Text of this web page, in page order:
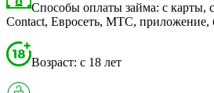
Способы оплаты займа: с карты,
Contact, Евросеть, МТС, приложение,
Возраст: с 18 лет